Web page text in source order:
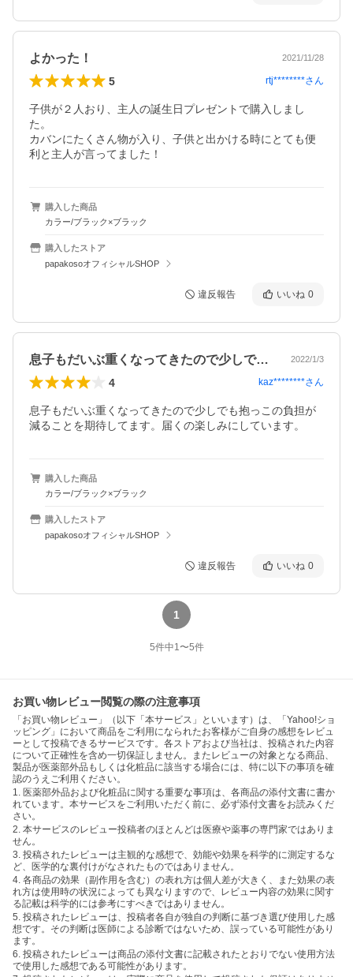
よかった！ 2021/11/28
5 rtj********さん
子供が２人おり、主人の誕生日プレゼントで購入しまし
た。
カバンにたくさん物が入り、子供と出かける時にとても便
利と主人が言ってました！
購入した商品
カラー/ブラック×ブラック
購入したストア
papakosoオフィシャルSHOP
違反報告 いいね 0
息子もだいぶ重くなってきたので少しでも… 2022/1/3
4 kaz********さん
息子もだいぶ重くなってきたので少しでも抱っこの負担が
減ることを期待してます。届くの楽しみにしています。
購入した商品
カラー/ブラック×ブラック
購入したストア
papakosoオフィシャルSHOP
違反報告 いいね 0
1
5件中1〜5件
お買い物レビュー閲覧の際の注意事項
「お買い物レビュー」（以下「本サービス」といいます）は、「Yahoo!ショ
ッピング」において商品をご利用になられたお客様がご自身の感想をレビュ
ーとして投稿できるサービスです。各ストアおよび当社は、投稿された内容
について正確性を含め一切保証しません。またレビューの対象となる商品、
製品が医薬部外品もしくは化粧品に該当する場合には、特に以下の事項を確
認のうえご利用ください。
1. 医薬部外品および化粧品に関する重要な事項は、各商品の添付文書に書か
れています。本サービスをご利用いただく前に、必ず添付文書をお読みくだ
さい。
2. 本サービスのレビュー投稿者のほとんどは医療や薬事の専門家ではありま
せん。
3. 投稿されたレビューは主観的な感想で、効能や効果を科学的に測定するな
ど、医学的な裏付けがなされたものではありません。
4. 各商品の効果（副作用を含む）の表れ方は個人差が大きく、また効果の表
れ方は使用時の状況によっても異なりますので、レビュー内容の効果に関す
る記載は科学的には参考にすべきではありません。
5. 投稿されたレビューは、投稿者各自が独自の判断に基づき選び使用した感
想です。その判断は医師による診断ではないため、誤っている可能性があり
ます。
6. 投稿されたレビューは商品の添付文書に記載されたとおりでない使用方法
で使用した感想である可能性があります。